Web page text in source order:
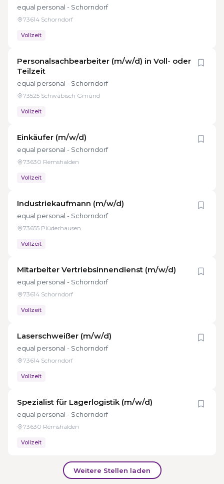
equal personal - Schorndorf
73614 Schorndorf
Vollzeit
Personalsachbearbeiter (m/w/d) in Voll- oder
Teilzeit
equal personal - Schorndorf
73525 Schwäbisch Gmünd
Vollzeit
Einkäufer (m/w/d)
equal personal - Schorndorf
73630 Remshalden
Vollzeit
Industriekaufmann (m/w/d)
equal personal - Schorndorf
73655 Plüderhausen
Vollzeit
Mitarbeiter Vertriebsinnendienst (m/w/d)
equal personal - Schorndorf
73614 Schorndorf
Vollzeit
Laserschweißer (m/w/d)
equal personal - Schorndorf
73614 Schorndorf
Vollzeit
Spezialist für Lagerlogistik (m/w/d)
equal personal - Schorndorf
73630 Remshalden
Vollzeit
Weitere Stellen laden